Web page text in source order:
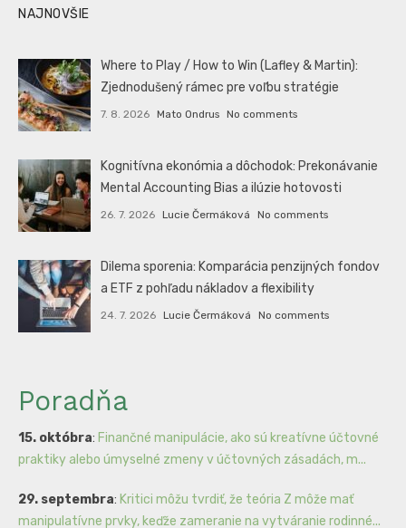
NAJNOVŠIE
Where to Play / How to Win (Lafley & Martin):
Zjednodušený rámec pre voľbu stratégie
7. 8. 2026 Mato Ondrus No comments
Kognitívna ekonómia a dôchodok: Prekonávanie
Mental Accounting Bias a ilúzie hotovosti
26. 7. 2026 Lucie Čermáková No comments
Dilema sporenia: Komparácia penzijných fondov
a ETF z pohľadu nákladov a flexibility
24. 7. 2026 Lucie Čermáková No comments
Poradňa
15. októbra: Finančné manipulácie, ako sú kreatívne účtovné
praktiky alebo úmyselné zmeny v účtovných zásadách, m...
29. septembra: Kritici môžu tvrdiť, že teória Z môže mať
manipulatívne prvky, keďže zameranie na vytváranie rodinné...